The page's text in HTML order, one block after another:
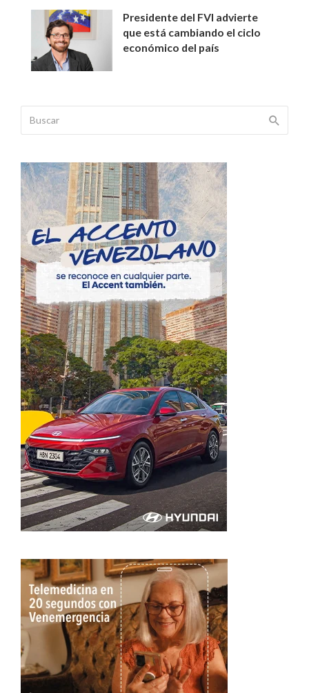
Presidente del FVI advierte
que está cambiando el ciclo
económico del país